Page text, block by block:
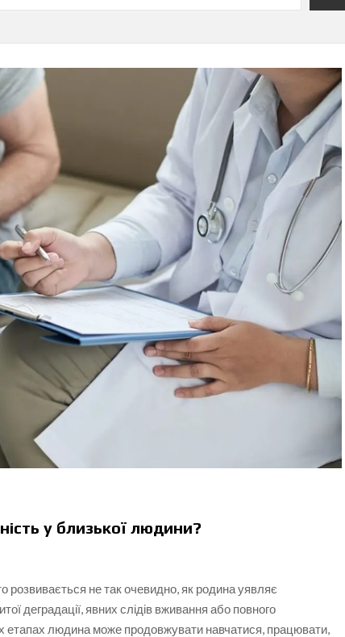
у близької людини?
розвивається не так очевидно, як родина уявляє
деградації, явних слідів вживання або повного
етапах людина може продовжувати навчатися, працювати,